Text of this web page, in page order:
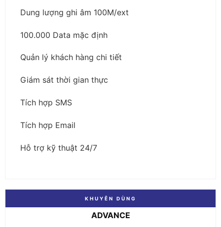
Dung lượng ghi âm 100M/ext
100.000 Data mặc định
Quản lý khách hàng chi tiết
Giám sát thời gian thực
Tích hợp SMS
Tích hợp Email
Hỗ trợ kỹ thuật 24/7
KHUYÊN DÙNG
ADVANCE